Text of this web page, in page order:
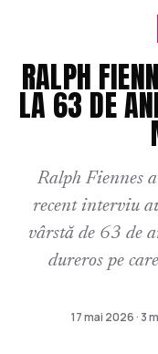
RALPH
LA 63 DE
Ralph Fiennes
recent interviu
vârstă de 63 de
dureros pe
17 mai 2026 · 3